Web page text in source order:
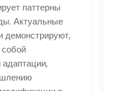
паттерны
Актуальные
демонстрируют,